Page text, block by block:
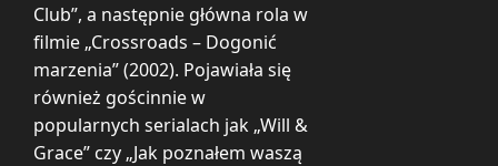
Club”, a następnie główna rola w
filmie „Crossroads – Dogonić
marzenia” (2002). Pojawiała się
również gościnnie w
popularnych serialach jak „Will &
Grace” czy „Jak poznałem waszą